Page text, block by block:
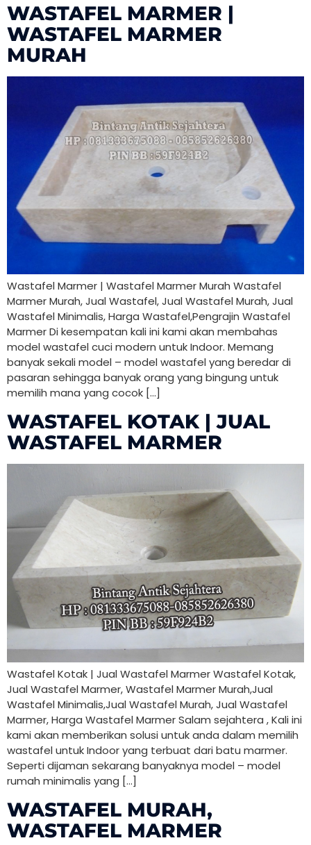
WASTAFEL MARMER |
WASTAFEL MARMER
MURAH
Wastafel Marmer | Wastafel Marmer Murah Wastafel
Marmer Murah, Jual Wastafel, Jual Wastafel Murah, Jual
Wastafel Minimalis, Harga Wastafel,Pengrajin Wastafel
Marmer Di kesempatan kali ini kami akan membahas
model wastafel cuci modern untuk Indoor. Memang
banyak sekali model – model wastafel yang beredar di
pasaran sehingga banyak orang yang bingung untuk
memilih mana yang cocok […]
WASTAFEL KOTAK | JUAL
WASTAFEL MARMER
Wastafel Kotak | Jual Wastafel Marmer Wastafel Kotak,
Jual Wastafel Marmer, Wastafel Marmer Murah,Jual
Wastafel Minimalis,Jual Wastafel Murah, Jual Wastafel
Marmer, Harga Wastafel Marmer Salam sejahtera , Kali ini
kami akan memberikan solusi untuk anda dalam memilih
wastafel untuk Indoor yang terbuat dari batu marmer.
Seperti dijaman sekarang banyaknya model – model
rumah minimalis yang […]
WASTAFEL MURAH,
WASTAFEL MARMER